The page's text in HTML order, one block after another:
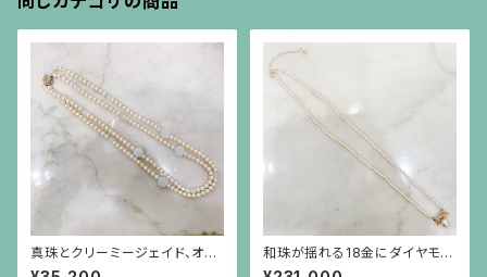
真珠とクリーミージェイド、オパ
ールガラスのロングネックレス
和珠が揺れる18金にダイヤモン
ドのリボンを小さなパールで繋